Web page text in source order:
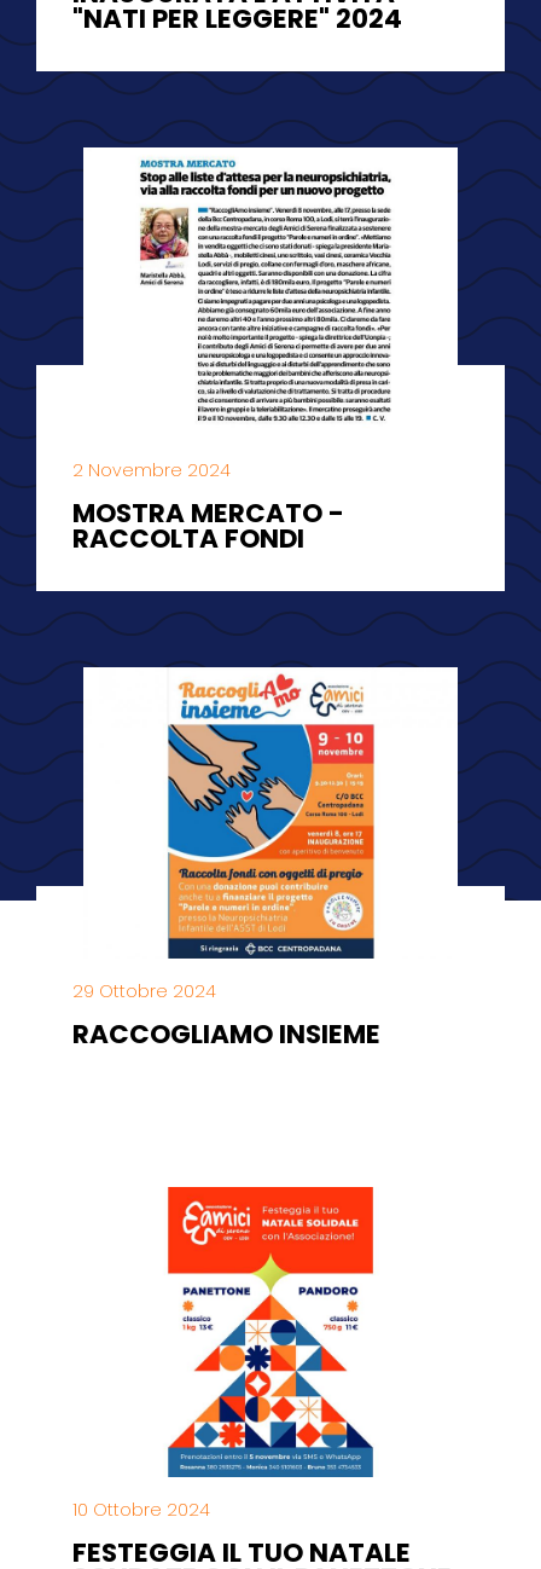
"NATI PER LEGGERE" 2024
2 Novembre 2024
MOSTRA MERCATO -
RACCOLTA FONDI
29 Ottobre 2024
RACCOGLIAMO INSIEME
10 Ottobre 2024
FESTEGGIA IL TUO NATALE